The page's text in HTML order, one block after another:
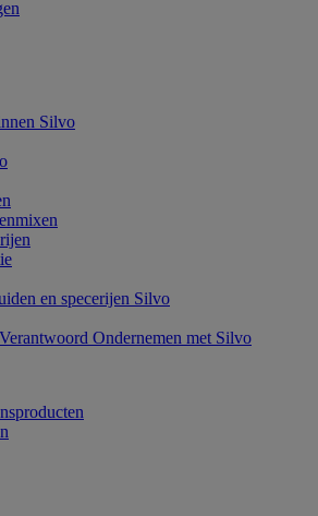
Silvo
en specerijen Silvo
Ondernemen met Silvo